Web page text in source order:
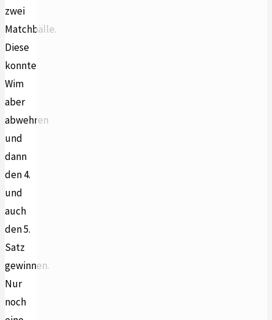
zwei
Matchbälle.
Diese
konnte
Wim
aber
abwehren
und
dann
den 4.
und
auch
den 5.
Satz
gewinnen.
Nur
noch